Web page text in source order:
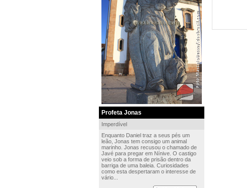
Profeta Jonas
Imperdível
Enquanto Daniel traz a seus pés um
leão, Jonas tem consigo um animal
marinho. Jonas recusou o chamado de
Javé para pregar em Nínive. O castigo
veio sob a forma de prisão dentro da
barriga de uma baleia. Curiosidades
como esta despertaram o interesse de
vário...